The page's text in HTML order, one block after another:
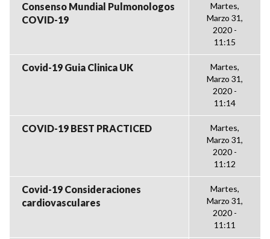
Consenso Mundial Pulmonologos
COVID-19
Martes,
Marzo 31,
2020 -
11:15
Covid-19 Guia Clinica UK
Martes,
Marzo 31,
2020 -
11:14
COVID-19 BEST PRACTICED
Martes,
Marzo 31,
2020 -
11:12
Covid-19 Consideraciones
cardiovasculares
Martes,
Marzo 31,
2020 -
11:11